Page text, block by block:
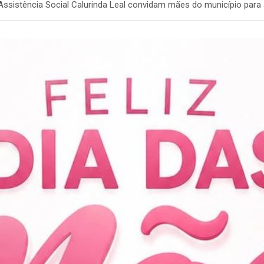
Social Calurinda Leal convidam mães do município